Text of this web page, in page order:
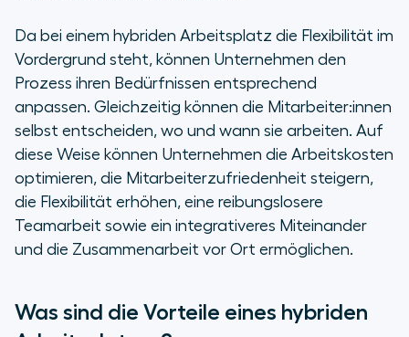
Da bei einem hybriden Arbeitsplatz die Flexibilität im
Vordergrund steht, können Unternehmen den
Prozess ihren Bedürfnissen entsprechend
anpassen. Gleichzeitig können die Mitarbeiter:innen
selbst entscheiden, wo und wann sie arbeiten. Auf
diese Weise können Unternehmen die Arbeitskosten
optimieren, die Mitarbeiterzufriedenheit steigern,
die Flexibilität erhöhen, eine reibungslosere
Teamarbeit sowie ein integrativeres Miteinander
und die Zusammenarbeit vor Ort ermöglichen.
Was sind die Vorteile eines hybriden